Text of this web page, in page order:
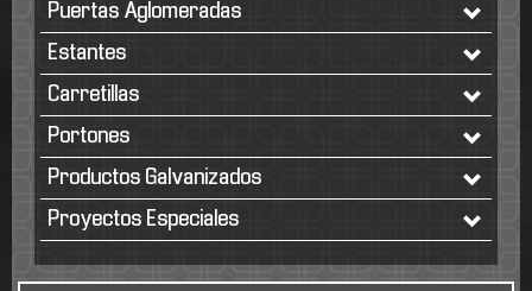
Puertas Aglomeradas
Estantes
Carretillas
Portones
Productos Galvanizados
Proyectos Especiales